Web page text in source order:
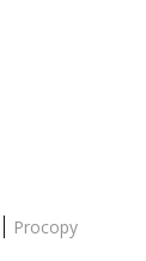
Procopy